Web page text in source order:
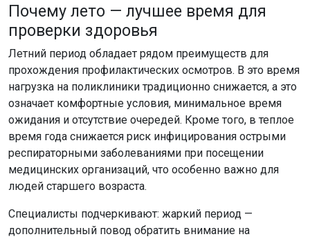
Почему лето — лучшее время для
проверки здоровья
Летний период обладает рядом преимуществ для
прохождения профилактических осмотров. В это время
нагрузка на поликлиники традиционно снижается, а это
означает комфортные условия, минимальное время
ожидания и отсутствие очередей. Кроме того, в теплое
время года снижается риск инфицирования острыми
респираторными заболеваниями при посещении
медицинских организаций, что особенно важно для
людей старшего возраста.
Специалисты подчеркивают: жаркий период —
дополнительный повод обратить внимание на